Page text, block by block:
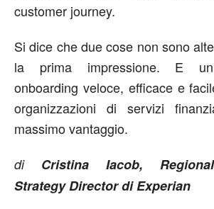
customer journey.
Si dice che due cose non sono
la prima impressione. E
onboarding veloce, efficace e
organizzazioni di servizi
massimo vantaggio.
di Cristina Iacob,
Strategy Director di Experian